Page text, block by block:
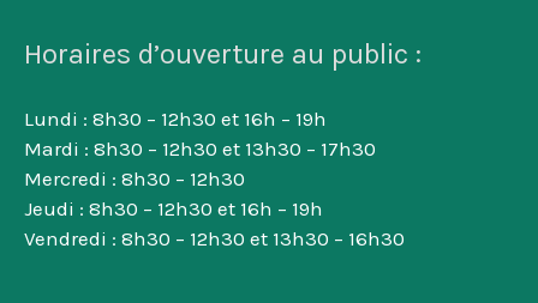
Horaires d’ouverture au public :
Lundi : 8h30 – 12h30 et 16h – 19h
Mardi : 8h30 – 12h30 et 13h30 – 17h30
Mercredi : 8h30 – 12h30
Jeudi : 8h30 – 12h30 et 16h – 19h
Vendredi : 8h30 – 12h30 et 13h30 – 16h30